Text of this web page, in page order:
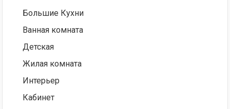
Большие Кухни
Ванная комната
Детская
Жилая комната
Интерьер
Кабинет